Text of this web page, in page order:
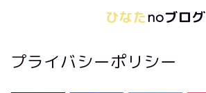
ひなたnoブログ
プライバシーポリシー